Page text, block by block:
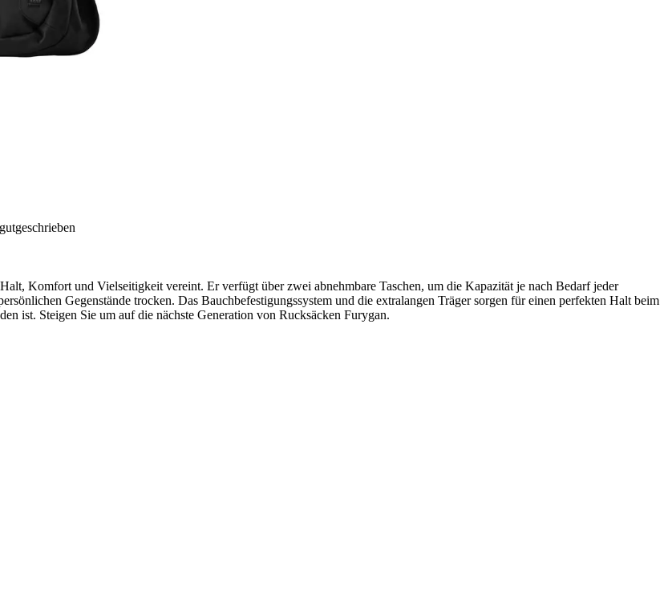
Komfort und Vielseitigkeit vereint. Er verfügt über zwei abnehmbare Taschen, um die Kapazität je nach Bedarf jeder
Gegenstände trocken. Das Bauchbefestigungssystem und die extralangen Träger sorgen für einen perfekten Halt beim
ist. Steigen Sie um auf die nächste Generation von Rucksäcken Furygan.